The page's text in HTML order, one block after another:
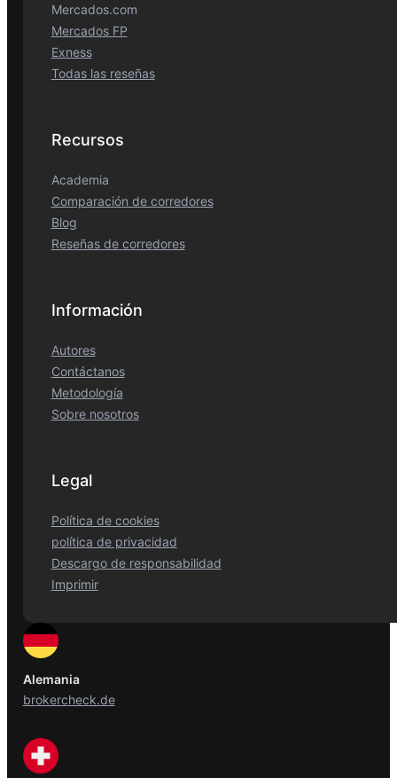
Mercados.com
Mercados FP
Exness
Todas las reseñas
Recursos
Academia
Comparación de corredores
Blog
Reseñas de corredores
Información
Autores
Contáctanos
Metodología
Sobre nosotros
Legal
Política de cookies
política de privacidad
Descargo de responsabilidad
Imprimir
Alemania
brokercheck.de